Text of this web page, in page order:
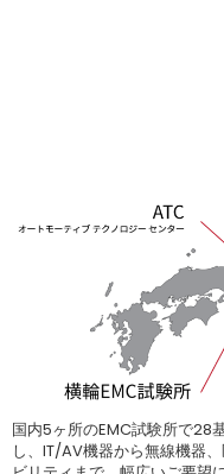
国内5ヶ所のEMC試験所で28
し、IT/AV機器から無線機器